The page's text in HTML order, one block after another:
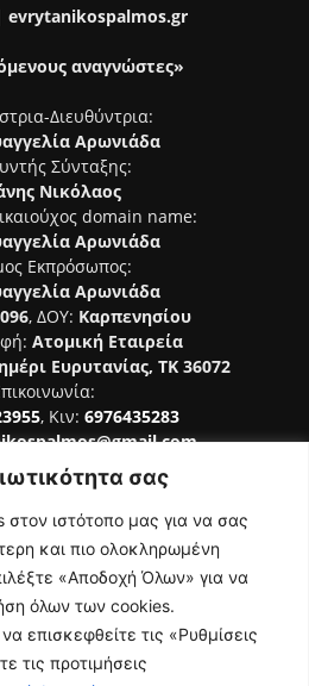
σας
στον ιστότοπο μας για να σας
και πιο ολοκληρωμένη
«Αποδοχή Όλων» για να
όλων των cookies.
επισκεφθείτε τις «Ρυθμίσεις
τις προτιμήσεις
evrytanikospalmos.gr
αναγνώστες»
Διευθύντρια:
Αρωνιάδα
Σύνταξης:
Νικόλαος
domain name:
Αρωνιάδα
Εκπρόσωπος:
Αρωνιάδα
, ΔΟΥ: Καρπενησίου
Ατομική Εταιρεία
Ευρυτανίας, ΤΚ 36072
, Κιν: 6976435283
Μ.Η.Τ. 242044
ΜΑΣ